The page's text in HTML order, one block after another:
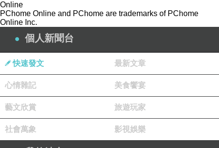
【宅配收貨時請注意】
當您收到水餃時(宅急便人員在場最好)，開箱子
檢查水餃是否變軟，若是退冰變軟請要求宅急便
人員退回處理，並請您拒收,如果配送人員離開
了，請馬上打電話給宅配公司，要求他們派人處
理，(但請在收貨當天通知)，我會重新出貨給您!!
商品訊息簡述
Online
PChome Online and PChome are trademarks of PChome
Online Inc.
個人新聞台
快速發文 最新文章
心情雜記 美食饗宴
藝文欣賞 旅遊玩家
社會萬象 影視娛樂